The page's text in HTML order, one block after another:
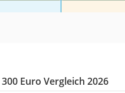
Euro Vergleich 2026